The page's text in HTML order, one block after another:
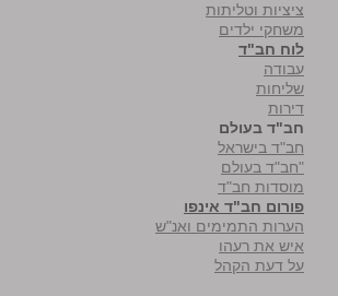
ציציות וטליתות
משחקי ילדים
לוח חב"ד
עבודה
שליחות
דירות
חב"ד בעולם
חב"ד בישראל
"חב"ד בעולם
מוסדות חב"ד
פורום חב"ד אינפו
הערות התמימים ואנ"ש
איש את רעהו
על דעת הקהל